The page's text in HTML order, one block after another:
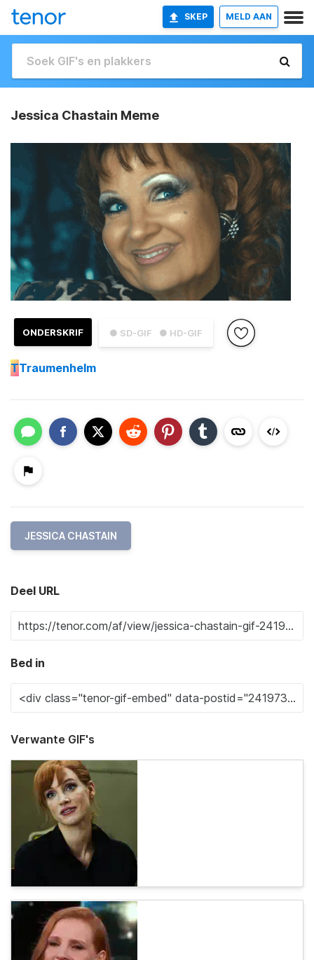
SKEP MELD AAN
Jessica Chastain Meme
● SD-GIF ● HD-GIF
ONDERSKRIF
TTraumenhelm
JESSICA CHASTAIN
Deel URL
Bed in
Verwante GIF's